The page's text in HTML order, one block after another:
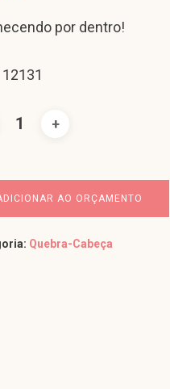
por dentro!
12131
AO ORÇAMENTO
Quebra-Cabeça